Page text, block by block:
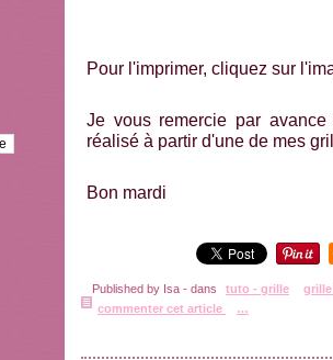
Pour l'imprimer, cliquez sur
Je vous remercie par
réalisé à partir d'une de mes
Bon mardi
Published by Isa - dans tuto - grille
commenter cet article
…